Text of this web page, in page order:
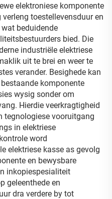
elektroniese komponente
toestellevensduur en
beduidende
bied. Die
industriële elektriese
uit te brei en weer te
verander. Besighede kan
komponente
wysig sonder om
Hierdie veerkragtigheid
tegnologiese vooruitgang
in elektriese
word
elektriese kasse as gevolg
en bewysbare
inkopiespesialiteit
geleenthede en
dra verdere by tot